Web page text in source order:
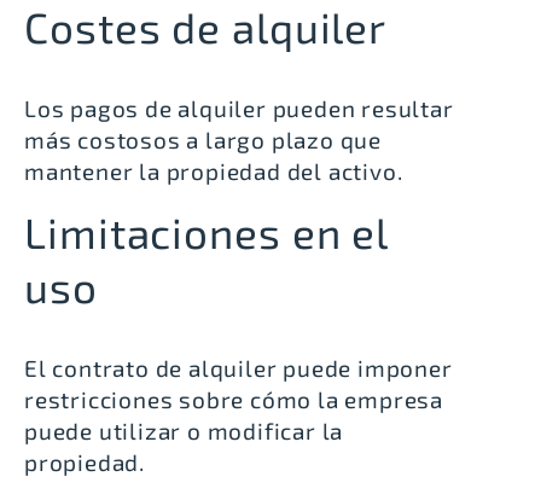
Costes de alquiler
Los pagos de alquiler pueden resultar
más costosos a largo plazo que
mantener la propiedad del activo.
Limitaciones en el
uso
El contrato de alquiler puede imponer
restricciones sobre cómo la empresa
puede utilizar o modificar la
propiedad.